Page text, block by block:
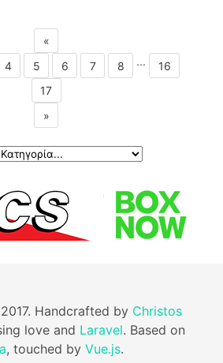
«
4 5 6 7 8 ...
16
17
»
Handcrafted by Christos
love and Laravel. Based on
, touched by Vue.js.